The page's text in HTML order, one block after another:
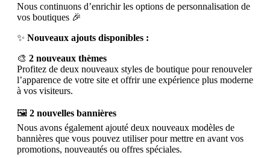
Nous continuons d’enrichir les options de personnalisation de
vos boutiques 🎉
✨ Nouveaux ajouts disponibles :
🎨 2 nouveaux thèmes
Profitez de deux nouveaux styles de boutique pour renouveler
l’apparence de votre site et offrir une expérience plus moderne
à vos visiteurs.
🖼️ 2 nouvelles bannières
Nous avons également ajouté deux nouveaux modèles de
bannières que vous pouvez utiliser pour mettre en avant vos
promotions, nouveautés ou offres spéciales.